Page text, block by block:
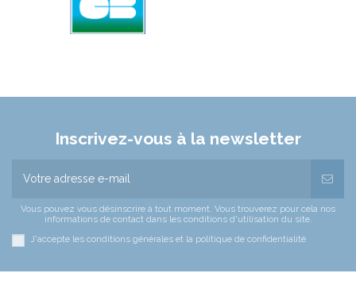
Inscrivez-vous à la newsletter
Vous pouvez vous désinscrire à tout moment. Vous trouverez pour cela nos
informations de contact dans les conditions d'utilisation du site.
J'accepte les conditions générales et la politique de confidentialité